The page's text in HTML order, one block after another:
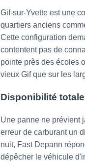
Gif-sur-Yvette est une
quartiers anciens
Cette configuration
contentent pas de
pointe près des écoles
vieux Gif que sur les
Disponibilité
Une panne ne prévient
erreur de carburant un
nuit, Fast Depann
dépêcher le véhicule